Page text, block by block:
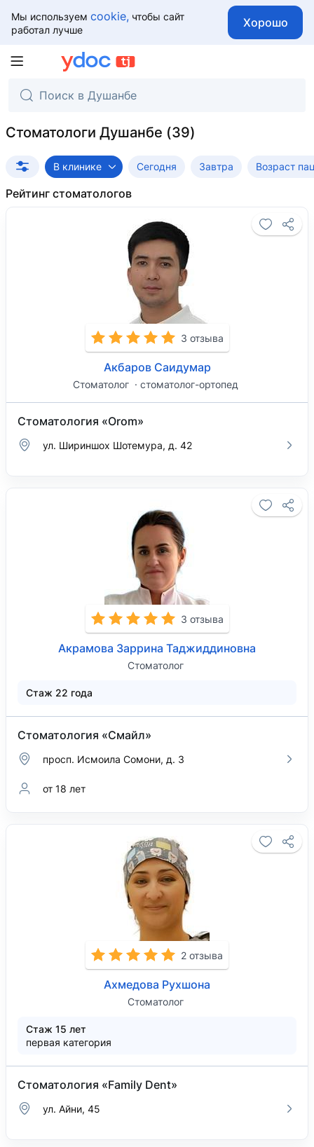
Мы используем cookie, чтобы сайт
работал лучше
Хорошо
Стоматологи Душанбе
В клинике Сегодня Завтра Возраст
Рейтинг стоматологов
3 отзыва
Акбаров Саидумар
Стоматолог стоматолог-ортопед
Стоматология «Orom»
ул. Шириншох Шотемура, д. 42
3 отзыва
Акрамова Заррина Таджиддиновна
Стоматолог
Стаж 22 года
Стоматология «Смайл»
просп. Исмоила Сомони, д. 3
от 18 лет
2 отзыва
Ахмедова Рухшона
Стоматолог
Стаж 15 лет
первая категория
Стоматология «Family Dent»
ул. Айни, 45